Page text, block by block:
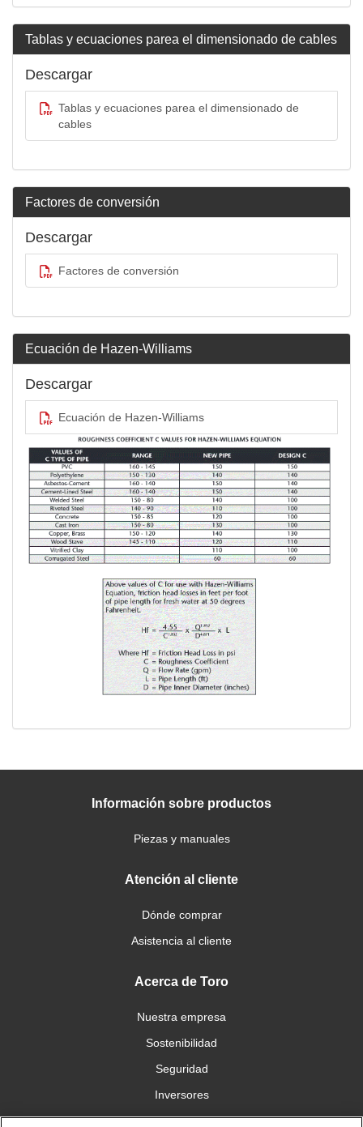
Tablas y ecuaciones parea el dimensionado de cables
Descargar
Tablas y ecuaciones parea el dimensionado de
cables
Factores de conversión
Descargar
Factores de conversión
Ecuación de Hazen-Williams
Descargar
Ecuación de Hazen-Williams
Información sobre productos
Piezas y manuales
Atención al cliente
Dónde comprar
Asistencia al cliente
Acerca de Toro
Nuestra empresa
Sostenibilidad
Seguridad
Inversores
Trabajo